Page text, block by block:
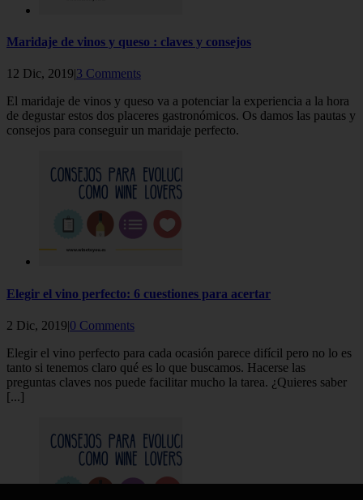
Maridaje de vinos y queso : claves y consejos
12 Dic, 2019| 3 Comments
El maridaje de vinos y queso va a potenciar la experiencia a la hora
de degustar estos dos placeres gastronómicos. Os damos las pautas y
consejos para conseguir un maridaje perfecto.
Elegir el vino perfecto: 6 cuestiones para acertar
2 Dic, 2019|0 Comments
Elegir el vino perfecto para cada ocasión parece difícil pero no lo es
tanto si tenemos claro qué es lo que buscamos. Hacerse las
preguntas claves nos puede facilitar mucho la tarea. ¿Quieres saber
[...]